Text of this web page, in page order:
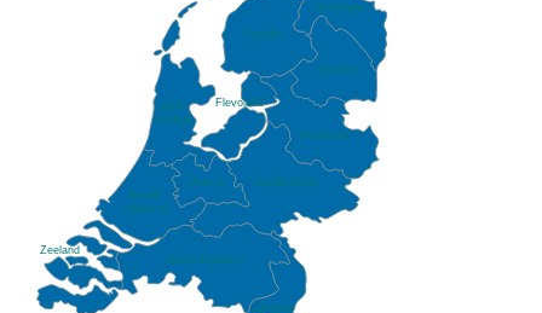
Drenthe
Flevoland
Fryslân
Gelderland
Groningen
Limburg
North Brabant
North
Holland
Overijssel
South
Holland
Utrecht
Zeeland